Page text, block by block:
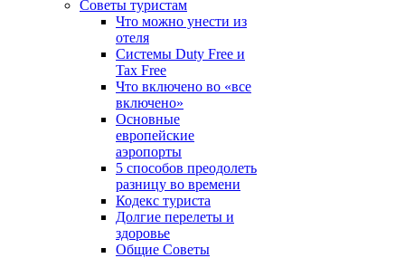
Советы туристам
Что можно унести из
отеля
Системы Duty Free и
Tax Free
Что включено во «все
включено»
Основные
европейские
аэропорты
5 способов преодолеть
разницу во времени
Кодекс туриста
Долгие перелеты и
здоровье
Общие Советы